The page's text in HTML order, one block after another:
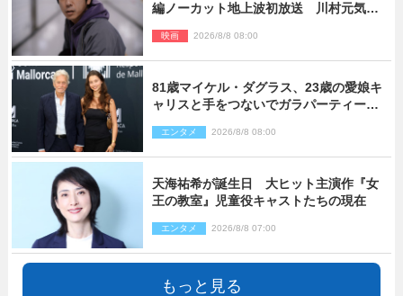
編ノーカット地上波初放送 川村元気監
映画 2026/8/8 08:00
81歳マイケル・ダグラス、23歳の愛娘キ
ャリスと手をつないでガラパーティーに
エンタメ 2026/8/8 08:00
天海祐希が誕生日 大ヒット主演作『女
王の教室』児童役キャストたちの現在
エンタメ 2026/8/8 07:00
もっと見る